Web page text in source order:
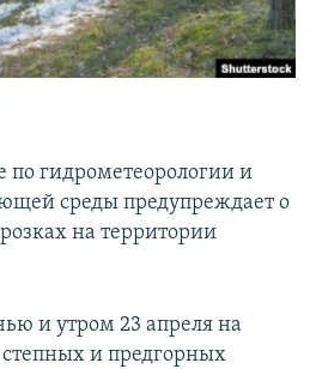
гидрометеорологии и
среды предупреждает о
на территории
и утром 23 апреля на
и предгорных